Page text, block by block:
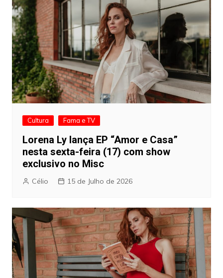
Cultura Fama e TV
Lorena Ly lança EP “Amor e Casa”
nesta sexta-feira (17) com show
exclusivo no Misc
Célio 15 de Julho de 2026